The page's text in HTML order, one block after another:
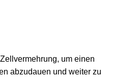
um einen
abzudauen und weiter zu